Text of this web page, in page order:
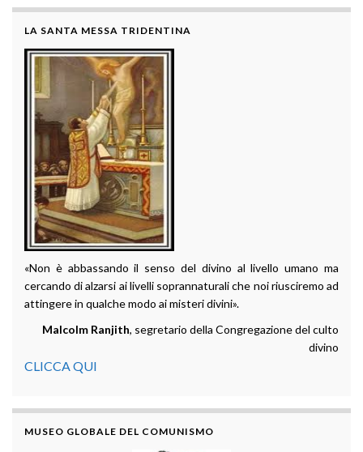
LA SANTA MESSA TRIDENTINA
«Non è abbassando il senso del divino al livello umano ma
cercando di alzarsi ai livelli soprannaturali che noi riusciremo ad
attingere in qualche modo ai misteri divini».
Malcolm Ranjith, segretario della Congregazione del culto
divino
CLICCA QUI
MUSEO GLOBALE DEL COMUNISMO